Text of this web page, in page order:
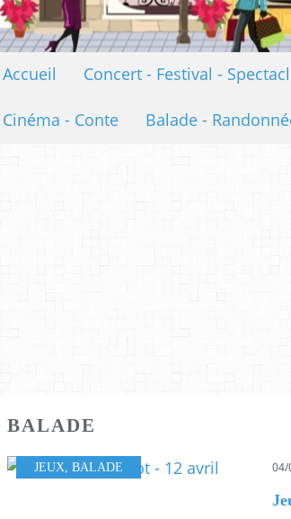
Accueil Concert - Festival -
Cinéma - Conte Balade -
BALADE
JEUX BALADE 04/